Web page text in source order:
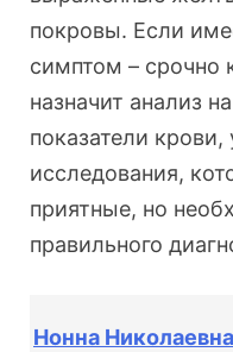
покровы. Если
симптом – срочно
назначит анализ
показатели крови,
исследования,
приятные, но
правильного
Нонна